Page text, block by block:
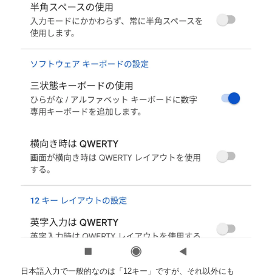
日本語入力で一般的なのは「12キー」ですが、それ以外にも